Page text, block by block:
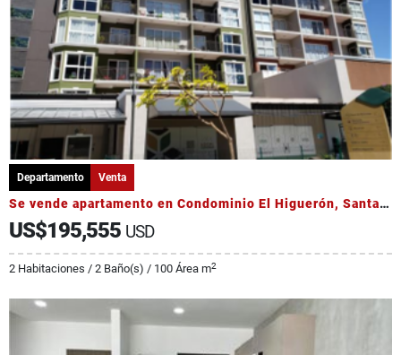
Departamento Venta
Se vende apartamento en Condominio El Higuerón, Santa Verde de Heredia
US$195,555 USD
2 Habitaciones / 2 Baño(s) / 100 Área m2